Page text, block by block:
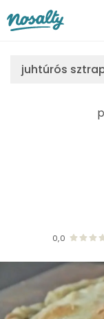
juhtúrós
0,0